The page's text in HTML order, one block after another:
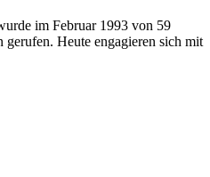
im Februar 1993 von 59
Heute engagieren sich mit